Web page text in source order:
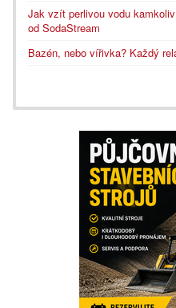
Jak vzít perlivou vodu
od SodaStream
Bazén, nebo vířivka? Každý